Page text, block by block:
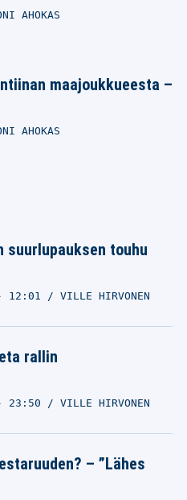
AHOKAS
maajoukkueesta –
AHOKAS
touhu
12:01 VILLE HIRVONEN
rallin
23:50 VILLE HIRVONEN
– ”Lähes